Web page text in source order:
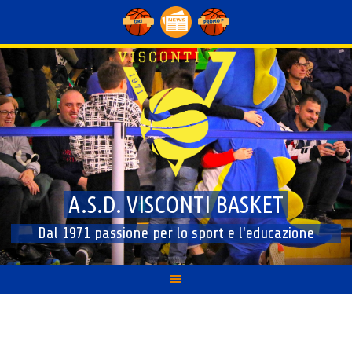
content
A.S.D. VISCONTI BASKET
Dal 1971 passione per lo sport e l'educazione